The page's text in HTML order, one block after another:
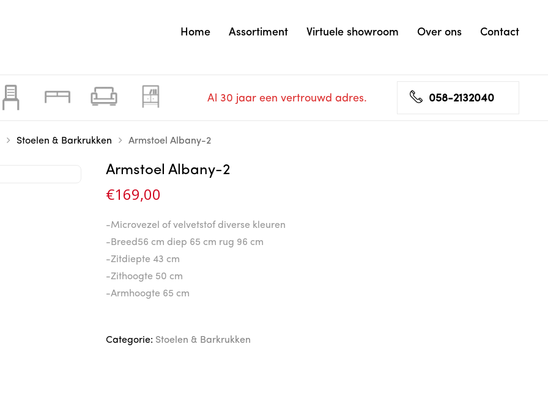
Home Assortiment Virtuele showroom Over ons Contact
Al 30 jaar een vertrouwd adres. 058-2132040
Stoelen & Barkrukken Armstoel Albany-2
Armstoel Albany-2
€169,00
-Microvezel of velvetstof diverse kleuren
-Breed56 cm diep 65 cm rug 96 cm
-Zitdiepte 43 cm
-Zithoogte 50 cm
-Armhoogte 65 cm
Categorie: Stoelen & Barkrukken